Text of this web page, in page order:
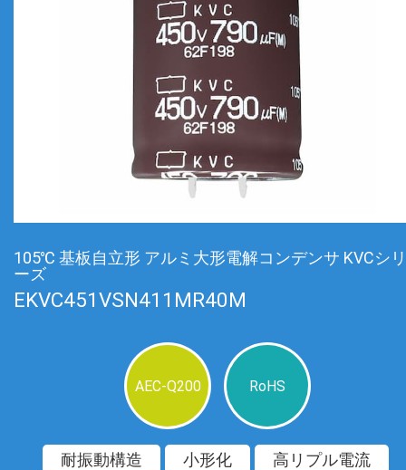
105℃ 基板自立形 アルミ大形電解コンデンサ KVCシリ
ーズ
EKVC451VSN411MR40M
AEC-Q200 RoHS
耐振動構造 小形化
高リプル電流